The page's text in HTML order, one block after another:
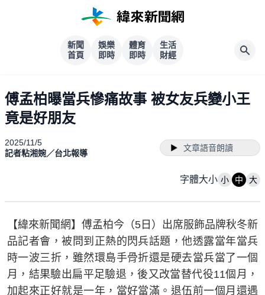
新聞
首頁
娛樂
即時
體育
即時
生活
財經
傅孟柏曝當兵慘痛故事 被女友兵變小王
竟是好朋友
2025/11/5
記者粘湘婉／台北報導
文章語音朗讀
字體大小 小 中 大
【緯來新聞網】傅孟柏今（5日）出席服飾品牌秋冬新
品記者會，被問到正熱的閃兵話題，他透露當年當兵
時一波三折，雖然環島手骨折還是硬去當兵當了一個
月，結果驗出扁平足驗退，後又改當替代役11個月，
加起來正好就是一年，當好當滿。退伍前一個月還遇